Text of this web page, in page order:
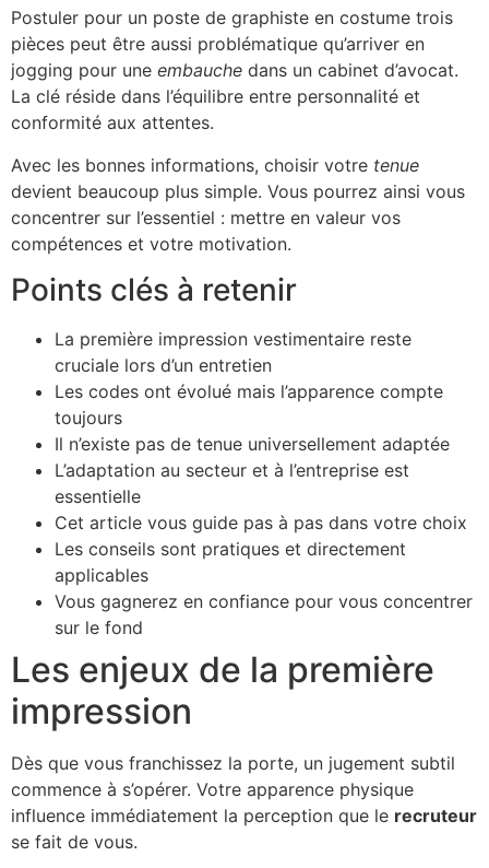
Postuler pour un poste de graphiste en costume trois
pièces peut être aussi problématique qu’arriver en
jogging pour une embauche dans un cabinet d’avocat.
La clé réside dans l’équilibre entre personnalité et
conformité aux attentes.
Avec les bonnes informations, choisir votre tenue
devient beaucoup plus simple. Vous pourrez ainsi vous
concentrer sur l’essentiel : mettre en valeur vos
compétences et votre motivation.
Points clés à retenir
La première impression vestimentaire reste
cruciale lors d’un entretien
Les codes ont évolué mais l’apparence compte
toujours
Il n’existe pas de tenue universellement adaptée
L’adaptation au secteur et à l’entreprise est
essentielle
Cet article vous guide pas à pas dans votre choix
Les conseils sont pratiques et directement
applicables
Vous gagnerez en confiance pour vous concentrer
sur le fond
Les enjeux de la première
impression
Dès que vous franchissez la porte, un jugement subtil
commence à s’opérer. Votre apparence physique
influence immédiatement la perception que le recruteur
se fait de vous.